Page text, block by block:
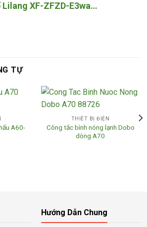
XF-ZFZD-E3wa…
TỰ
A60-
THIẾT BỊ ĐIỆN
Công tắc bình nóng lạnh Dobo
dòng A70
Hướng Dẫn Chung